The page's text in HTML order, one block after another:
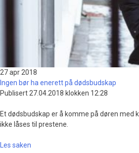
27 apr 2018
Ingen bør ha enerett på dødsbudskap
Publisert 27.04.2018 klokken 12:28
Et dødsbudskap er å komme på døren med
ikke låses til prestene.
Les saken